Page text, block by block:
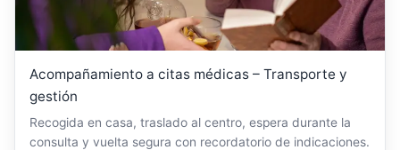
Acompañamiento a citas médicas – Transporte y
gestión
Recogida en casa, traslado al centro, espera durante la
consulta y vuelta segura con recordatorio de indicaciones.